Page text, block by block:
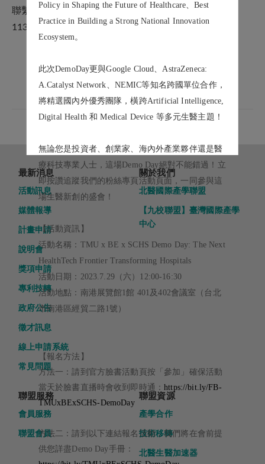
Policy in Shaping the Future of Healthcare、Best
Practice in Building a Strong National Innovation
Ecosystem。
此次DemoDay更與Google Cloud、AstraZeneca:
A.Catalyst Network、NEMIC等知名跨國單位合作，
將精選國內外優秀團隊，橫跨Artificial Intelligence,
Digital Health 和 Medical Device 等多元生醫主題！
無論您是投資者、創業家、海內外產業夥伴還是醫
療科技專業人士，這場Demo Day絕對不能錯過！立
即按讚追蹤我們的粉絲專頁活動頁面，一同參與這
場生醫新創的盛會！
【活動資訊】
活動名稱：TMU x BE x SCHS Demo Day: The Next
HealthTech Frontier Transforming Hospitals
活動日期：2023.7.29（六）12:00-16:30
活動地點：南港展覽館1館 401及402會議室（台北
市南港區經貿二路1號）
【報名方法】
方法一：請到官方臉書活動頁按「參加」確保活動
當天於臉書直播時會收到即時通：https://bit.ly/FB-
TMUxBExSCHS-DemoDay
方法二：請到以下連結報名活動，我們將在會前提
供您詳盡Demo Day手冊：
聯繫窗口： 廖珮君（02-6620-2589 #15320，
113236 @h.tmu.edu.tw
最新消息
活動訊息
媒體報導
計畫申請
說明會
獎項申請
專利技轉
政府公告
徵才訊息
線上申請系統
常見問題
關於我們
北醫國際產學聯盟
【九校聯盟】臺灣國際產學
中心
聯盟服務
會員服務
聯盟會員
聯盟資源
產學合作
技術移轉
北醫生醫加速器